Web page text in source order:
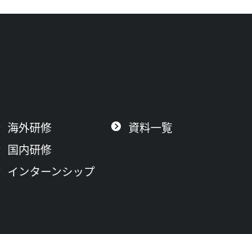
海外研修
国内研修
インターンシップ
資料一覧